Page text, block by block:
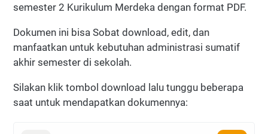
semester 2 Kurikulum Merdeka dengan format PDF.
Dokumen ini bisa Sobat download, edit, dan
manfaatkan untuk kebutuhan administrasi sumatif
akhir semester di sekolah.
Silakan klik tombol download lalu tunggu beberapa
saat untuk mendapatkan dokumennya: